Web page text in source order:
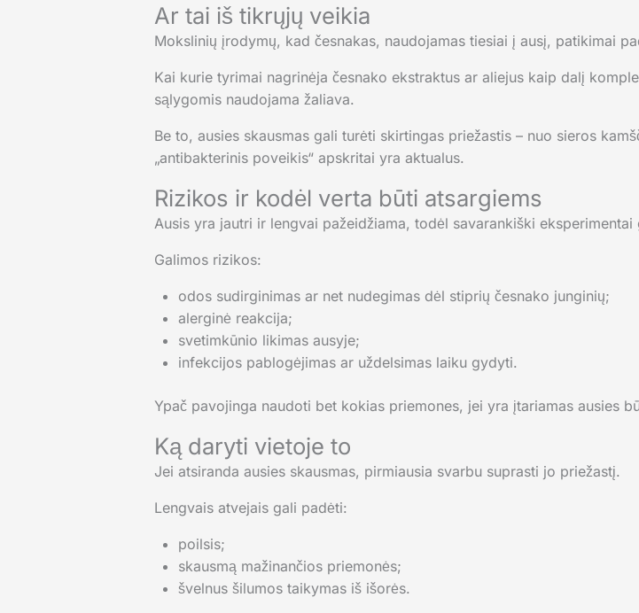
Ar tai iš tikrųjų veikia
Mokslinių įrodymų, kad česnakas, naudojamas tiesiai į ausį, patikimai
Kai kurie tyrimai nagrinėja česnako ekstraktus ar aliejus kaip dalį
sąlygomis naudojama žaliava.
Be to, ausies skausmas gali turėti skirtingas priežastis – nuo sieros
„antibakterinis poveikis“ apskritai yra aktualus.
Rizikos ir kodėl verta būti atsargiems
Ausis yra jautri ir lengvai pažeidžiama, todėl savarankiški
Galimos rizikos:
odos sudirginimas ar net nudegimas dėl stiprių česnako junginių;
alerginė reakcija;
svetimkūnio likimas ausyje;
infekcijos pablogėjimas ar uždelsimas laiku gydyti.
Ypač pavojinga naudoti bet kokias priemones, jei yra įtariamas ausies
Ką daryti vietoje to
Jei atsiranda ausies skausmas, pirmiausia svarbu suprasti jo priežastį.
Lengvais atvejais gali padėti:
poilsis;
skausmą mažinančios priemonės;
švelnus šilumos taikymas iš išorės.